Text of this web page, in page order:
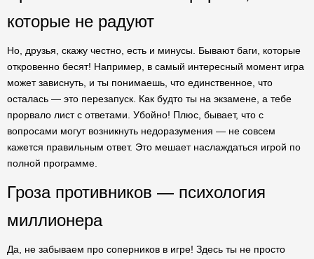
которые не радуют
Но, друзья, скажу честно, есть и минусы. Бывают баги, которые
откровенно бесят! Например, в самый интересный момент игра
может зависнуть, и ты понимаешь, что единственное, что
осталась — это перезапуск. Как будто ты на экзамене, а тебе
прорвало лист с ответами. Убойно! Плюс, бывает, что с
вопросами могут возникнуть недоразумения — не совсем
кажется правильным ответ. Это мешает наслаждаться игрой по
полной программе.
Гроза противников — психология
миллионера
Да, не забываем про соперников в игре! Здесь ты не просто